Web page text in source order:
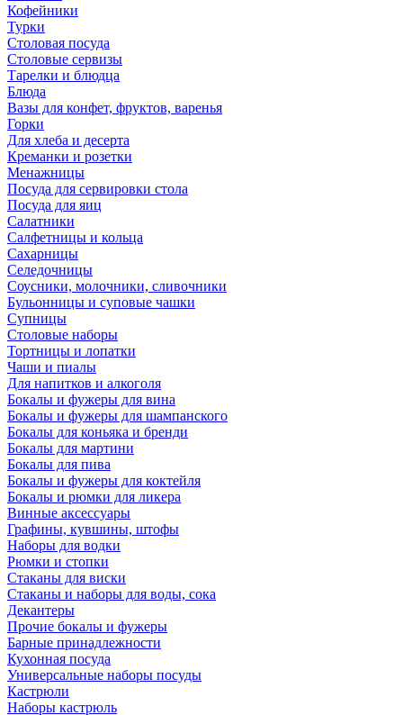
Кофейники
Турки
Столовая посуда
Столовые сервизы
Тарелки и блюдца
Блюда
Вазы для конфет, фруктов, варенья
Горки
Для хлеба и десерта
Креманки и розетки
Менажницы
Посуда для сервировки стола
Посуда для яиц
Салатники
Салфетницы и кольца
Сахарницы
Селедочницы
Соусники, молочники, сливочники
Бульонницы и суповые чашки
Супницы
Столовые наборы
Тортницы и лопатки
Чаши и пиалы
Для напитков и алкоголя
Бокалы и фужеры для вина
Бокалы и фужеры для шампанского
Бокалы для коньяка и бренди
Бокалы для мартини
Бокалы для пива
Бокалы и фужеры для коктейля
Бокалы и рюмки для ликера
Винные аксессуары
Графины, кувшины, штофы
Наборы для водки
Рюмки и стопки
Стаканы для виски
Стаканы и наборы для воды, сока
Декантеры
Прочие бокалы и фужеры
Барные принадлежности
Кухонная посуда
Универсальные наборы посуды
Кастрюли
Наборы кастрюль